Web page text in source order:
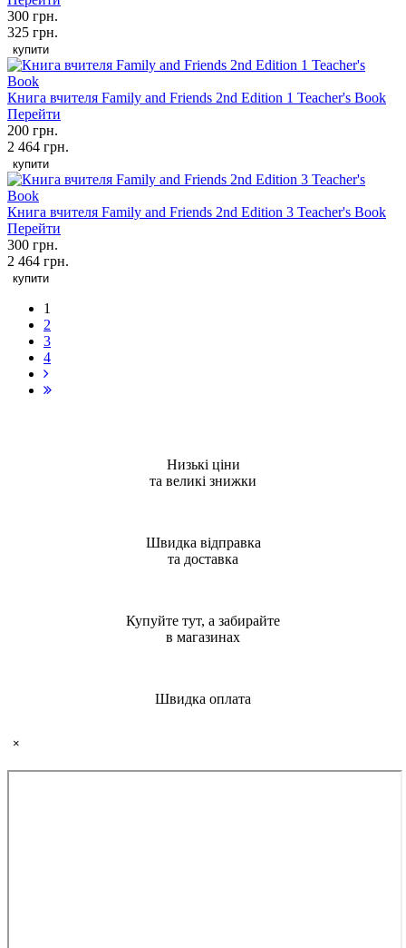
300 грн.
325 грн.
купити
Книга вчителя Family and Friends 2nd Edition 1 Teacher's Book
Перейти
200 грн.
2 464 грн.
купити
Книга вчителя Family and Friends 2nd Edition 3 Teacher's Book
Перейти
300 грн.
2 464 грн.
купити
1
2
3
4
Низькі ціни
та великі знижки
Швидка відправка
та доставка
Купуйте тут, а забирайте
в магазинах
Швидка оплата
×